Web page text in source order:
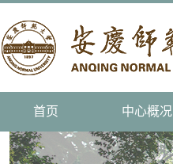
首页 中心概况